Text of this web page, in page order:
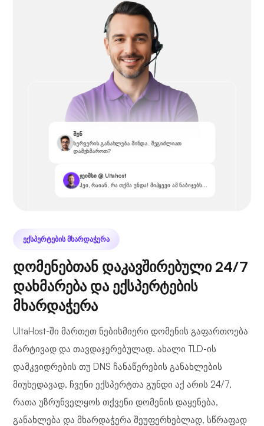
შენ
სერვერის განახლება მინდა. შეგიძლიათ
დამეხმაროთ?
ჯეიმსი @ Ultahost
ჰეი, რაიან, რა თქმა უნდა! მიჰყევი ამ ნაბიჯებს...
ᲔᲥᲡᲞᲔᲠᲢᲔᲑᲘᲡ ᲛᲮᲐᲠᲓᲐᲭᲔᲠᲐ
დომენებთან დაკავშირებული 24/7
დახმარება და ექსპერტების
მხარდაჭერა
UltaHost-ში მართეთ ნებისმიერი დომენის გაფართოება
მარტივად და თავდაჯერებულად. ახალი TLD-ის
დამკვიდრების თუ DNS ჩანაწერების განახლების
მიუხედავად, ჩვენი ექსპერტთა გუნდი აქ არის 24/7,
რათა უზრუნველყოს თქვენი დომენის დაყენება,
განახლება და მხარდაჭერა შეუფერხებლად, სწრაფად